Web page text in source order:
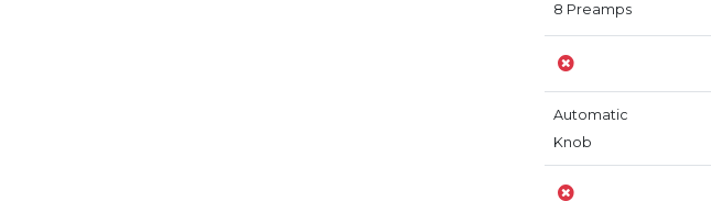
8 Preamps
Automatic
Knob